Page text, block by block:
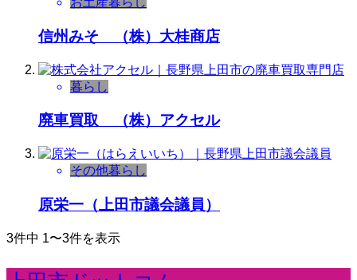
信州みそ （株）大桂商店
暮らし
廃車買取 （株）アクセル
その他暮らし
原栄一（上田市議会議員）
3件中 1〜3件を表示